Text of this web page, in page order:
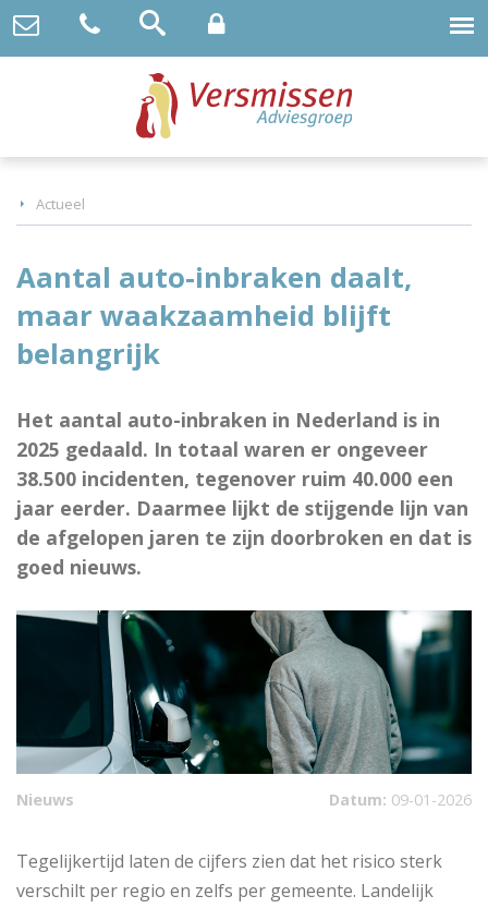
Actueel
Aantal auto-inbraken daalt,
maar waakzaamheid blijft
belangrijk
Het aantal auto-inbraken in Nederland is in
2025 gedaald. In totaal waren er ongeveer
38.500 incidenten, tegenover ruim 40.000 een
jaar eerder. Daarmee lijkt de stijgende lijn van
de afgelopen jaren te zijn doorbroken en dat is
goed nieuws.
Nieuws Datum: 09-01-2026
Tegelijkertijd laten de cijfers zien dat het risico sterk
verschilt per regio en zelfs per gemeente. Landelijk